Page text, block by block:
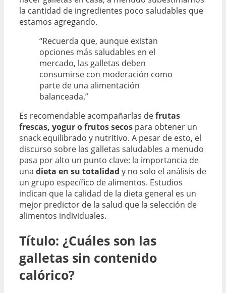
la cantidad de ingredientes poco saludables que
estamos agregando.
“Recuerda que, aunque existan
opciones más saludables en el
mercado, las galletas deben
consumirse con moderación como
parte de una alimentación
balanceada.”
Es recomendable acompañarlas defrutas
frescas, yogur o frutos secos para obtener un
snack equilibrado y nutritivo. A pesar de esto, el
discurso sobre las galletas saludables a menudo
pasa por alto un punto clave: la importancia de
una dieta en su totalidad y no solo el análisis de
un grupo específico de alimentos. Estudios
indican que la calidad de la dieta general es un
mejor predictor de la salud que la selección de
alimentos individuales.
Título: ¿Cuáles son las
galletas sin contenido
calórico?